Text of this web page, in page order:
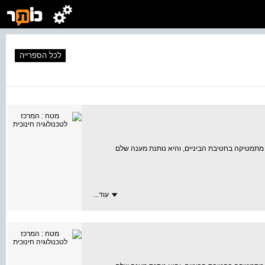
לכל הספרייה
בחטיבת הביניים, והיא נותנת מענה שלם
עוד...